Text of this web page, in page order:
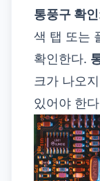
통풍구 확인
색 탭 또는
확인한다.
크가 나오
있어야 한